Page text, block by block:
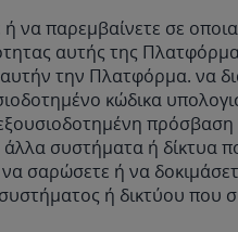
να παρεμβαίνετε σε
αυτής της
την Πλατφόρμα. να
κώδικα
συστήματα ή δίκτυα
σαρώσετε ή να
ή δικτύου που